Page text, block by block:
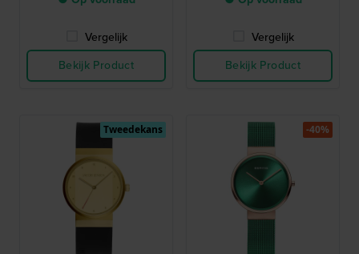
Vergelijk
Bekijk Product
Vergelijk
Bekijk Product
Tweedekans -40%